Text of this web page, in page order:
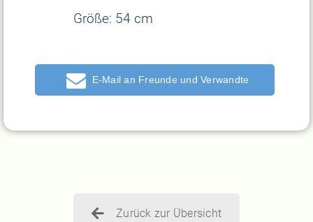
Größe: 54 cm
E-Mail
Zurück zur Übersicht